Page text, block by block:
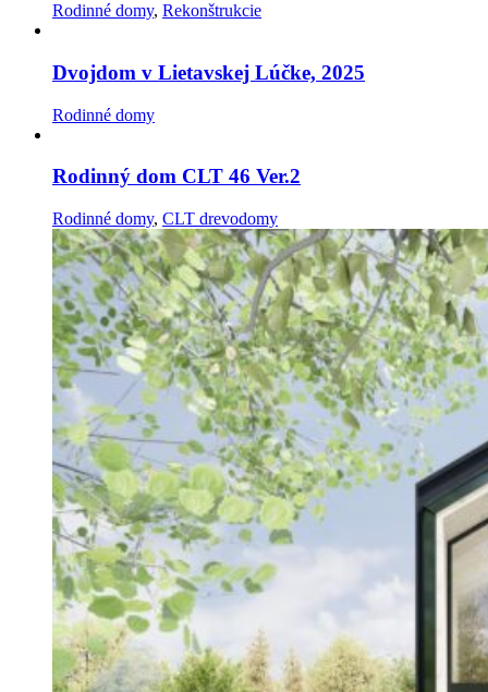
Rodinné domy, Rekonštrukcie
Dvojdom v Lietavskej Lúčke, 2025
Rodinné domy
Rodinný dom CLT 46 Ver.2
Rodinné domy, CLT drevodomy